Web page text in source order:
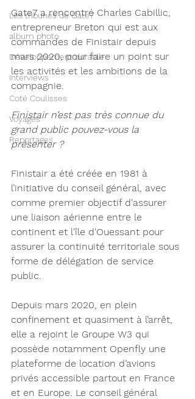
Les tribunes de Gate7
album photo
Développement durable
Interviews
Coté Coulisses
Voyages
Reportages
Gate7 a rencontré Charles Cabillic,
entrepreneur Breton qui est aux
commandes de Finistair depuis
mars 2020, pour faire un point sur
les activités et les ambitions de la
compagnie.
Finistair n’est pas très connue du
grand public pouvez-vous la
présenter ?
Finistair a été créée en 1981 à
l’initiative du conseil général, avec
comme premier objectif d'assurer
une liaison aérienne entre le
continent et l'île d'Ouessant pour
assurer la continuité territoriale sous
forme de délégation de service
public.
Depuis mars 2020, en plein
confinement et quasiment à l’arrêt,
elle a rejoint le Groupe W3 qui
possède notamment Openfly une
plateforme de location d’avions
privés accessible partout en France
et en Europe. Le conseil général